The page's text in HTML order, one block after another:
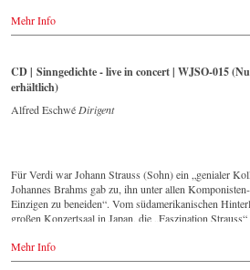
➡️ Apple Music:
➡️ Qobuz:http://ow.ly/NEvY50MrZuB
Mehr Info
CD | Sinngedichte - live in concert | WJSO-015
erhältlich)
Alfred Eschwé Dirigent
Für Verdi war Johann Strauss (Sohn) ein „genialer
Johannes Brahms gab zu, ihn unter allen
Einzigen zu beneiden“. Vom südamerikanischen
großen Konzertsaal in Japan, die „Faszination
Die neue CD – eingespielt vom führenden Strauss-
Mehr Info